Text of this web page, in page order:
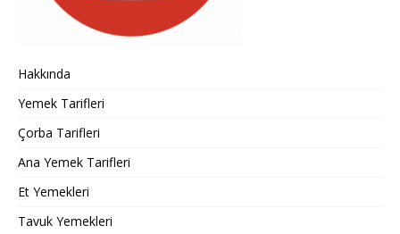
Hakkında
Yemek Tarifleri
Çorba Tarifleri
Ana Yemek Tarifleri
Et Yemekleri
Tavuk Yemekleri